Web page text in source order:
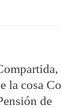
la cosa
de